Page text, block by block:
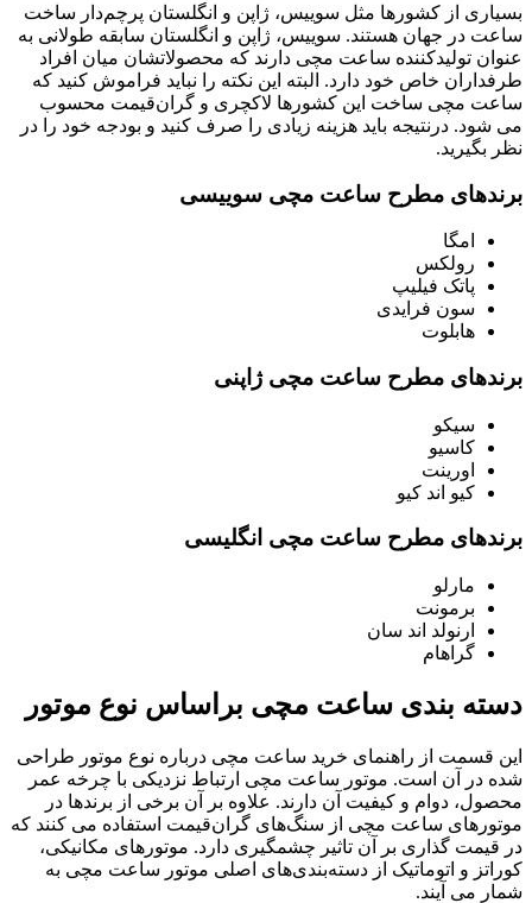
بسیاری از کشورها مثل سوییس، ژاپن و انگلستان پرچم‌دار ساخت
ساعت در جهان هستند. سوییس، ژاپن و انگلستان سابقه طولانی به
‌عنوان تولیدکننده ساعت مچی دارند که محصولاتشان میان افراد
طرفداران خاص خود دارد. البته این نکته را نباید فراموش کنید که
ساعت مچی ساخت این کشورها لاکچری و گران‌قیمت محسوب
می ‌شود. درنتیجه باید هزینه زیادی را صرف کنید و بودجه خود را در
نظر بگیرید.
برندهای مطرح ساعت مچی سوییسی
امگا
رولکس
پاتک فیلیپ
سون فرایدی
هابلوت
برندهای مطرح ساعت مچی ژاپنی
سیکو
کاسیو
اورینت
کیو اند کیو
برندهای مطرح ساعت مچی انگلیسی
مارلو
برمونت
ارنولد اند سان
گراهام
دسته بندی ساعت مچی براساس نوع موتور
این قسمت از راهنمای خرید ساعت مچی درباره نوع موتور طراحی
شده در آن است. موتور ساعت مچی ارتباط نزدیکی با چرخه عمر
محصول، دوام و کیفیت آن دارند. علاوه بر آن برخی از برندها در
موتورهای ساعت مچی از سنگ‌های گران‌قیمت استفاده می‌ کنند که
در قیمت ‌گذاری بر آن تاثیر چشمگیری دارد. موتورهای مکانیکی،
کوراتز و اتوماتیک از دسته‌بندی‌های اصلی موتور ساعت مچی به
شمار می ‌آيند.